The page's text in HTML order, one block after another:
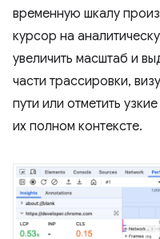
временную шкалу
курсор на
увеличить масштаб и
части трассировки,
пути или отметить
их полном контексте.